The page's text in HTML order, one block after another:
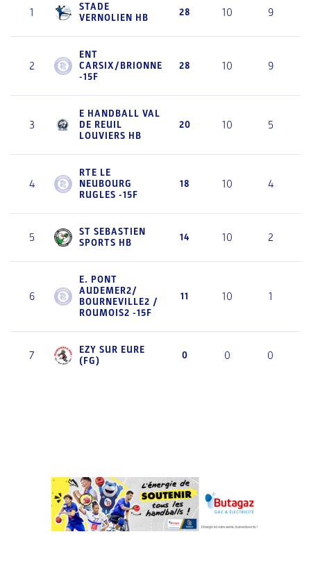
1
STADE
VERNOLIEN HB
28 10 9
2
ENT
CARSIX/BRIONNE
-15F
28 10 9
3
E HANDBALL VAL
DE REUIL
LOUVIERS HB
20 10 5
4
RTE LE
NEUBOURG
RUGLES -15F
18 10 4
5
ST SEBASTIEN
SPORTS HB
14 10 2
6
E. PONT
AUDEMER2/
BOURNEVILLE2 /
ROUMOIS2 -15F
11 10 1
7
EZY SUR EURE
(FG)
0 0 0